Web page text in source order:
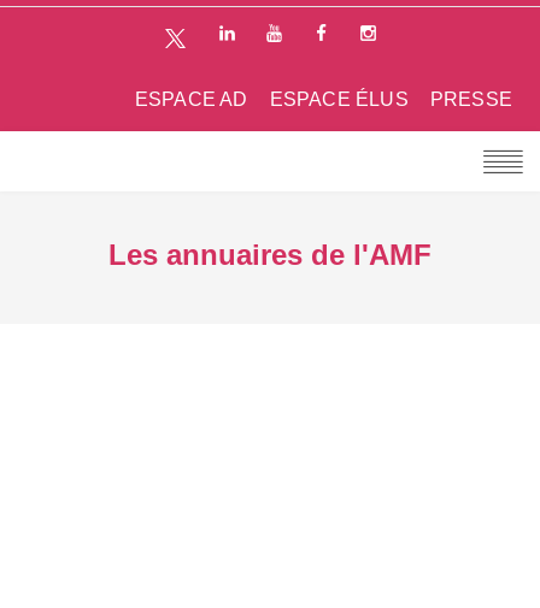
PRESSE
ESPACE ÉLUS
ESPACE AD
Les annuaires de l'AMF